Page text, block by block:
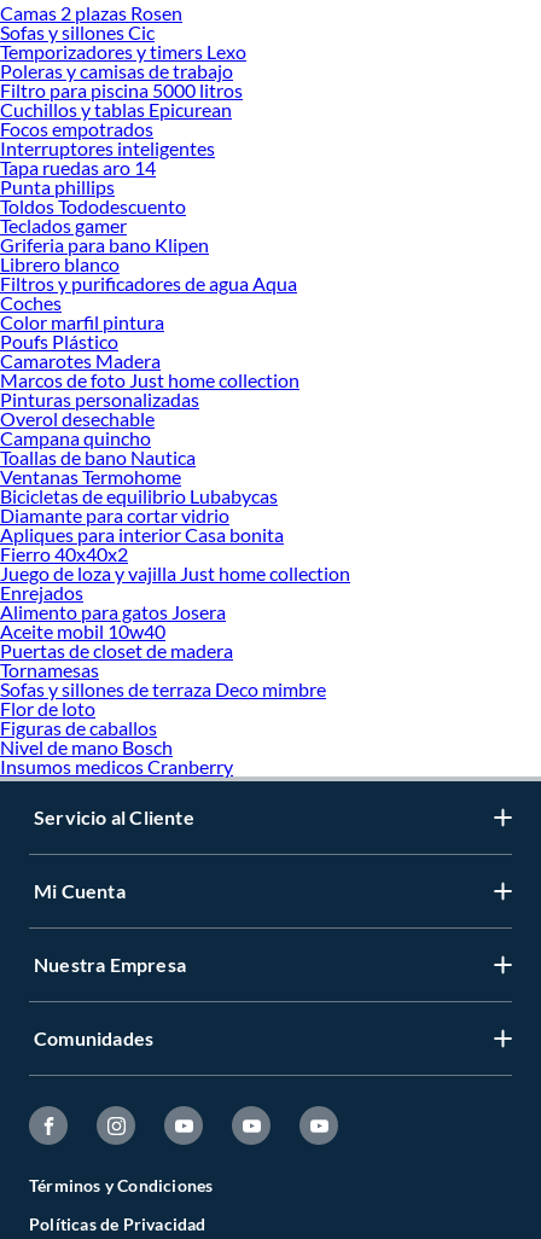
Desde remodelaciones hasta proyectos de decoración, estamos aquí para hacer
tus ideas realidad. ¡Visítanos y encuentra todo lo que tenemos para ofrecerte en
Mesas laterales!
Explora la variedad de productos de Mesas laterales en Sodimac
Herramientas, materiales y accesorios de calidad para tus proyectos y
renovación de espacios. ¡Visítanos y descubre todo lo que tenemos para
ofrecerte!
Encuentra una amplia variedad de productos de Mesas laterales en Sodimac.
Encuentra todo lo necesario para tus proyectos de renovación y decoración.
¡Visítanos y haz tus ideas realidad!
Camas 2 plazas Rosen
Sofas y sillones Cic
Temporizadores y timers Lexo
Poleras y camisas de trabajo
Filtro para piscina 5000 litros
Cuchillos y tablas Epicurean
Focos empotrados
Interruptores inteligentes
Tapa ruedas aro 14
Punta phillips
Toldos Tododescuento
Teclados gamer
Griferia para bano Klipen
Librero blanco
Filtros y purificadores de agua Aqua
Coches
Color marfil pintura
Poufs Plástico
Camarotes Madera
Marcos de foto Just home collection
Pinturas personalizadas
Overol desechable
Campana quincho
Toallas de bano Nautica
Ventanas Termohome
Bicicletas de equilibrio Lubabycas
Diamante para cortar vidrio
Apliques para interior Casa bonita
Fierro 40x40x2
Juego de loza y vajilla Just home collection
Enrejados
Alimento para gatos Josera
Aceite mobil 10w40
Puertas de closet de madera
Tornamesas
Sofas y sillones de terraza Deco mimbre
Flor de loto
Figuras de caballos
Nivel de mano Bosch
Insumos medicos Cranberry
Servicio al Cliente
Mi Cuenta
Nuestra Empresa
Comunidades
Términos y Condiciones
Políticas de Privacidad